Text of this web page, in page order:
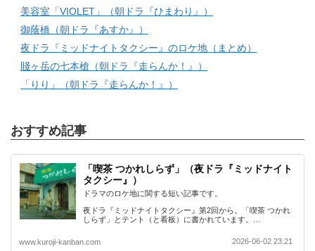
美容室「VIOLET」（朝ドラ『ひまわり』）
御蔭橋（朝ドラ『あすか』）
夜ドラ『ミッドナイトタクシー』のロケ地（まとめ）
賤ヶ岳の七本槍（朝ドラ『走らんか！』）
「りり」（朝ドラ『走らんか！』）
おすすめ記事
「喫茶 つかれしらず」（夜ドラ『ミッドナイト
タクシー』）
ドラマのロケ地に関する短い記事です。
夜ドラ『ミッドナイトタクシー』第2回から。「喫茶 つかれ
しらず」とテント（と看板）に書かれています。…
www.kuroji-kanban.com 2026-06-02 23:21